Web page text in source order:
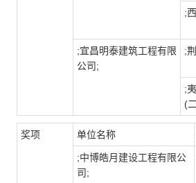
;
;宜昌明泰建筑工程有限
公司;
;
;
(
奖项 单位名称
;中博皓月建设工程有限公
司;